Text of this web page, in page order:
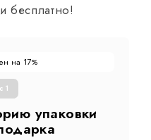
бесплатно!
на 17%
1
упаковки